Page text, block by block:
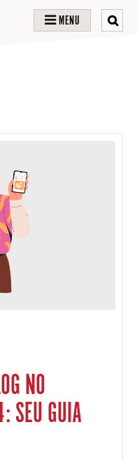
MENU
NO
SEU GUIA